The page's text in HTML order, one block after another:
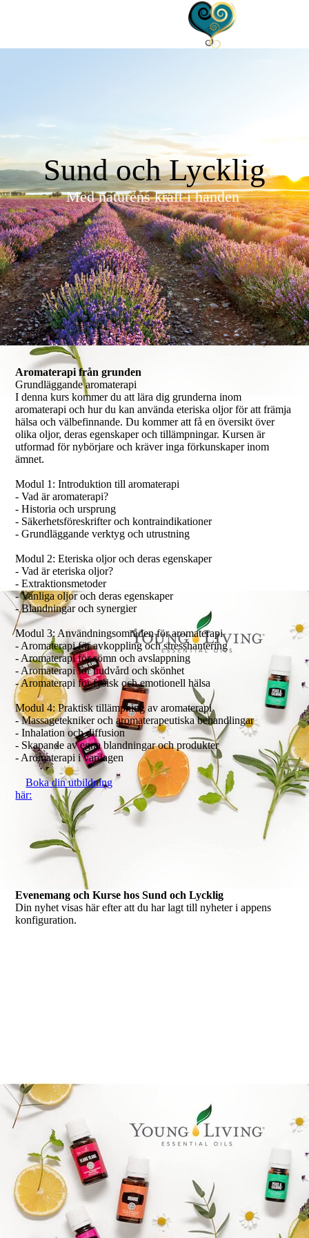
Sund och Lycklig
Med naturens kraft i handen
Aromaterapi från grunden
Grundläggande aromaterapi
I denna kurs kommer du att lära dig grunderna inom
aromaterapi och hur du kan använda eteriska oljor för att främja
hälsa och välbefinnande. Du kommer att få en översikt över
olika oljor, deras egenskaper och tillämpningar. Kursen är
utformad för nybörjare och kräver inga förkunskaper inom
ämnet.
Modul 1: Introduktion till aromaterapi
- Vad är aromaterapi?
- Historia och ursprung
- Säkerhetsföreskrifter och kontraindikationer
- Grundläggande verktyg och utrustning
Modul 2: Eteriska oljor och deras egenskaper
- Vad är eteriska oljor?
- Extraktionsmetoder
- Vanliga oljor och deras egenskaper
- Blandningar och synergier
Modul 3: Användningsområden för aromaterapi
- Aromaterapi för avkoppling och stresshantering
- Aromaterapi för sömn och avslappning
- Aromaterapi för hudvård och skönhet
- Aromaterapi för fysisk och emotionell hälsa
Modul 4: Praktisk tillämpning av aromaterapi
- Massagetekniker och aromaterapeutiska behandlingar
- Inhalation och diffusion
- Skapande av egna blandningar och produkter
- Aromaterapi i vardagen
Boka din utbildning
här:
Evenemang och Kurse hos Sund och Lycklig
Din nyhet visas här efter att du har lagt till nyheter i appens
konfiguration.